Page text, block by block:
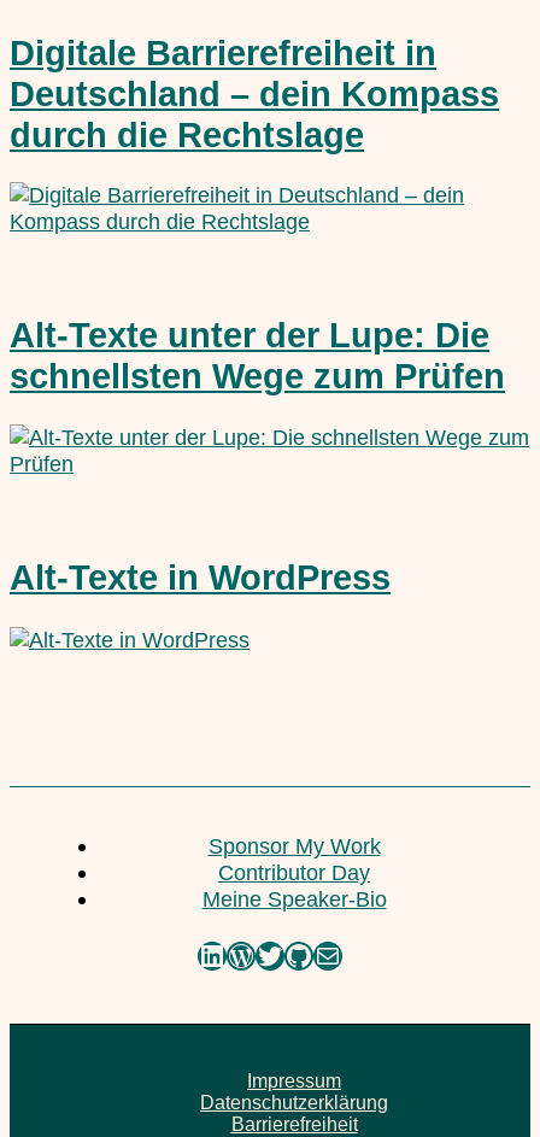
Digitale Barrierefreiheit in
Deutschland – dein Kompass
durch die Rechtslage
Alt-Texte unter der Lupe: Die
schnellsten Wege zum Prüfen
Alt-Texte in WordPress
Sponsor My Work
Contributor Day
Meine Speaker-Bio
LinkedIn
WordPress
Twitter
GitHub
E-Mail
Impressum
Datenschutzerklärung
Barrierefreiheit